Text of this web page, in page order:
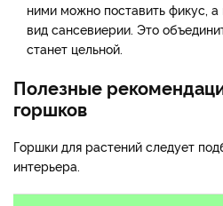
ними можно поставить фикус,
вид сансевиерии. Это
станет цельной.
Полезные
горшков
Горшки для растений следует
интерьера.